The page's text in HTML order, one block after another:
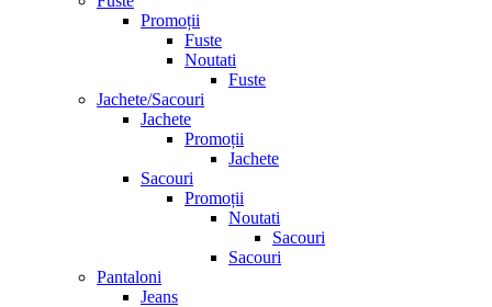
Promoții
Fuste
Noutati
Fuste
Jachete/Sacouri
Jachete
Promoții
Jachete
Sacouri
Promoții
Noutati
Sacouri
Sacouri
Pantaloni
Jeans